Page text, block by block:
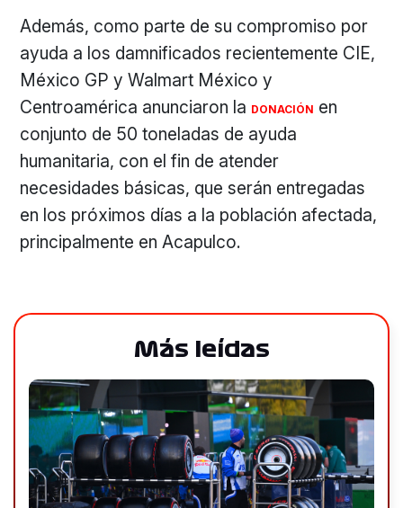
Además, como parte de su compromiso por
ayuda a los damnificados recientemente CIE,
México GP y Walmart México y
Centroamérica anunciaron la DONACIÓN en
conjunto de 50 toneladas de ayuda
humanitaria, con el fin de atender
necesidades básicas, que serán entregadas
en los próximos días a la población afectada,
principalmente en Acapulco.
Más leídas